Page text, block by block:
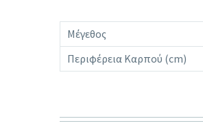
Μέγεθος
Περιφέρεια Καρπού (cm)